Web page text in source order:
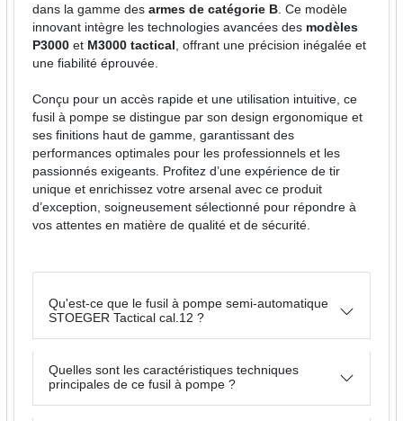
dans la gamme desarmes de catégorie B. Ce modèle
innovant intègre les technologies avancées des modèles
P3000 et M3000 tactical , offrant une précision inégalée et
une fiabilité éprouvée.
Conçu pour un accès rapide et une utilisation intuitive, ce
fusil à pompe se distingue par son design ergonomique et
ses finitions haut de gamme, garantissant des
performances optimales pour les professionnels et les
passionnés exigeants. Profitez d’une expérience de tir
unique et enrichissez votre arsenal avec ce produit
d’exception, soigneusement sélectionné pour répondre à
vos attentes en matière de qualité et de sécurité.
Qu'est-ce que le fusil à pompe semi-automatique
STOEGER Tactical cal.12 ?
Quelles sont les caractéristiques techniques
principales de ce fusil à pompe ?